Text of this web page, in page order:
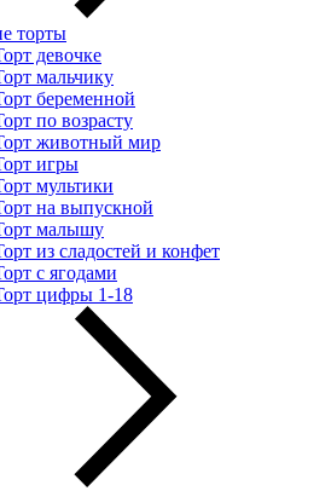
торты
девочке
мальчику
беременной
по возрасту
животный мир
игры
мультики
на выпускной
малышу
из сладостей и конфет
с ягодами
цифры 1-18